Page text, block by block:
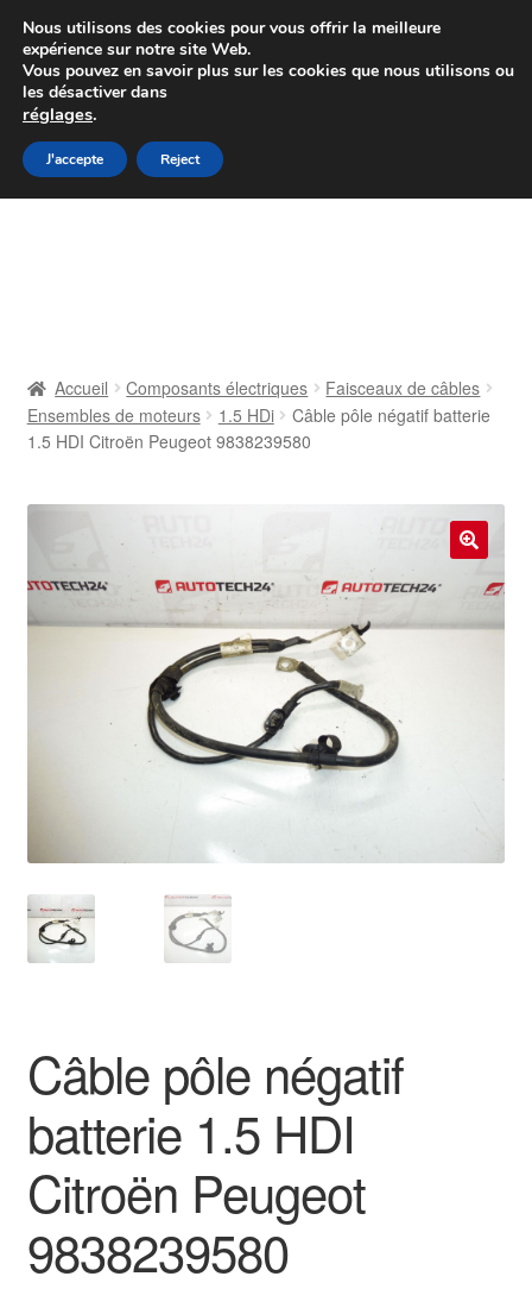
Colissimo livraison à partir de 7 EUR
Du lundi au vendredi de 9 h à 16 h
Aller
à
Aller
au
Contact
Livraison internationale
Politique de confidentialité
Procédure de Réclamation
Accueil Composants électriques
Faisceaux de câbles
Ensembles de moteurs
1.5 HDi
Câble pôle négatif batterie
1.5 HDI Citroën Peugeot 9838239580
Câble pôle négatif
batterie 1.5 HDI
Citroën Peugeot
9838239580
Nous utilisons des cookies pour vous offrir la meilleure
expérience sur notre site Web.
Vous pouvez en savoir plus sur les cookies que nous utilisons ou
les désactiver dans
réglages.
J'accepte Reject